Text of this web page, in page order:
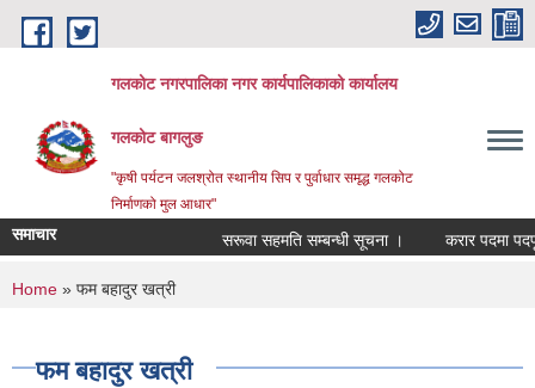
Skip to main content
गलकोट नगरपालिका नगर कार्यपालिकाको कार्यालय
गलकोट बागलुङ
"कृषी पर्यटन जलश्रोत स्थानीय सिप र पुर्वाधार समृद्ध गलकोट
निर्माणको मुल आधार"
समाचार सरूवा सहमति सम्बन्धी सूचना । करार पदमा
You are here
Home » फम बहादुर खत्री
फम बहादुर खत्री